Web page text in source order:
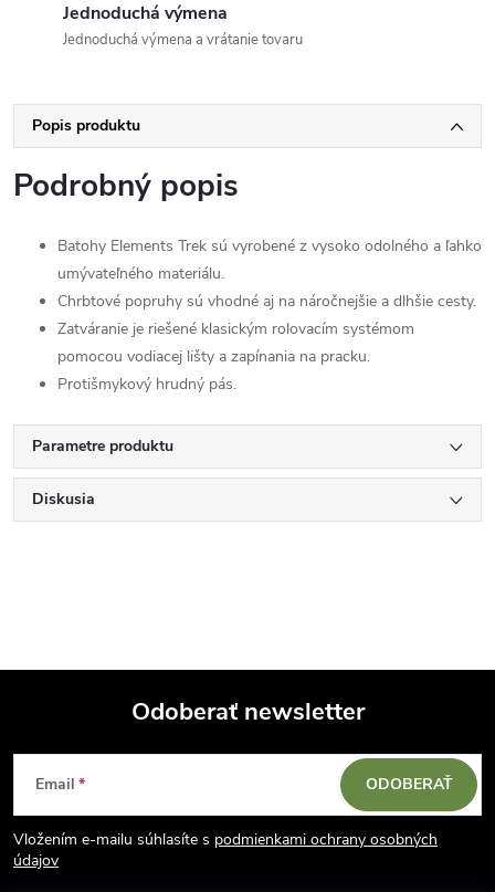
Jednoduchá výmena
Jednoduchá výmena a vrátanie tovaru
Popis produktu
Podrobný popis
Batohy Elements Trek sú vyrobené z vysoko odolného a ľahko
umývateľného materiálu.
Chrbtové popruhy sú vhodné aj na náročnejšie a dlhšie cesty.
Zatváranie je riešené klasickým rolovacím systémom
pomocou vodiacej lišty a zapínania na pracku.
Protišmykový hrudný pás.
Parametre produktu
Diskusia
Z
á
p
Odoberať newsletter
Email
Vložením e-mailu súhlasíte s podmienkami ochrany osobných
údajov
ODOBERAŤ